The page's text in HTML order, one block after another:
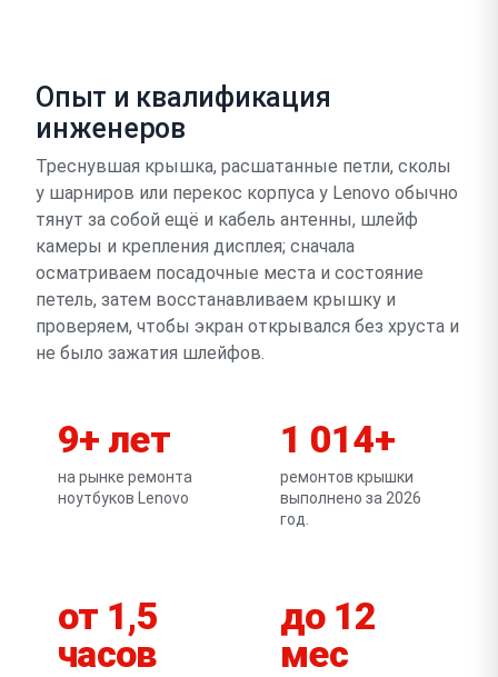
Опыт и квалификация
инженеров
Треснувшая крышка, расшатанные петли, сколы
у шарниров или перекос корпуса у Lenovo обычно
тянут за собой ещё и кабель антенны, шлейф
камеры и крепления дисплея; сначала
осматриваем посадочные места и состояние
петель, затем восстанавливаем крышку и
проверяем, чтобы экран открывался без хруста и
не было зажатия шлейфов.
9+ лет
на рынке ремонта
ноутбуков Lenovo
1 014+
ремонтов крышки
выполнено за 2026
год.
от 1,5
часов
до 12
мес